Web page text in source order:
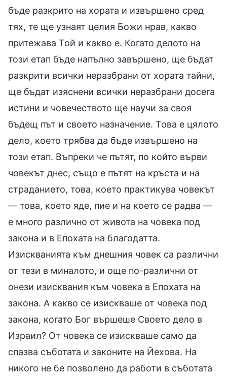
бъде разкрито на хората и извършено сред
тях, те ще узнаят целия Божи нрав, какво
притежава Той и какво е. Когато делото на
този етап бъде напълно завършено, ще бъдат
разкрити всички неразбрани от хората тайни,
ще бъдат изяснени всички неразбрани досега
истини и човечеството ще научи за своя
бъдещ път и своето назначение. Това е цялото
дело, което трябва да бъде извършено на
този етап. Въпреки че пътят, по който върви
човекът днес, също е пътят на кръста и на
страданието, това, което практикува човекът
— това, което яде, пие и на което се радва —
е много различно от живота на човека под
закона и в Епохата на благодатта.
Изискванията към днешния човек са различни
от тези в миналото, и още по-различни от
онези изисквания към човека в Епохата на
закона. А какво се изискваше от човека под
закона, когато Бог вършеше Своето дело в
Израил? От човека се изискваше само да
спазва съботата и законите на Йехова. На
никого не бе позволено да работи в съботата